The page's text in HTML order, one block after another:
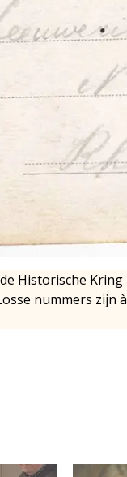
Historische
nummers zijn